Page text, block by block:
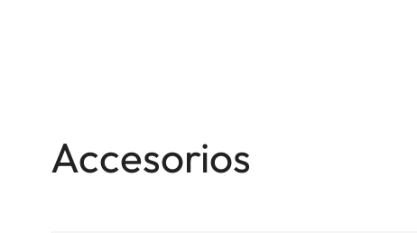
claramente visibles o parcialmente tapados. Los
Accesorios